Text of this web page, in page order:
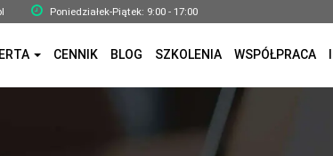
Poniedziałek-Piątek: 9:00 - 17:00
CENNIK BLOG SZKOLENIA WSPÓŁPRACA